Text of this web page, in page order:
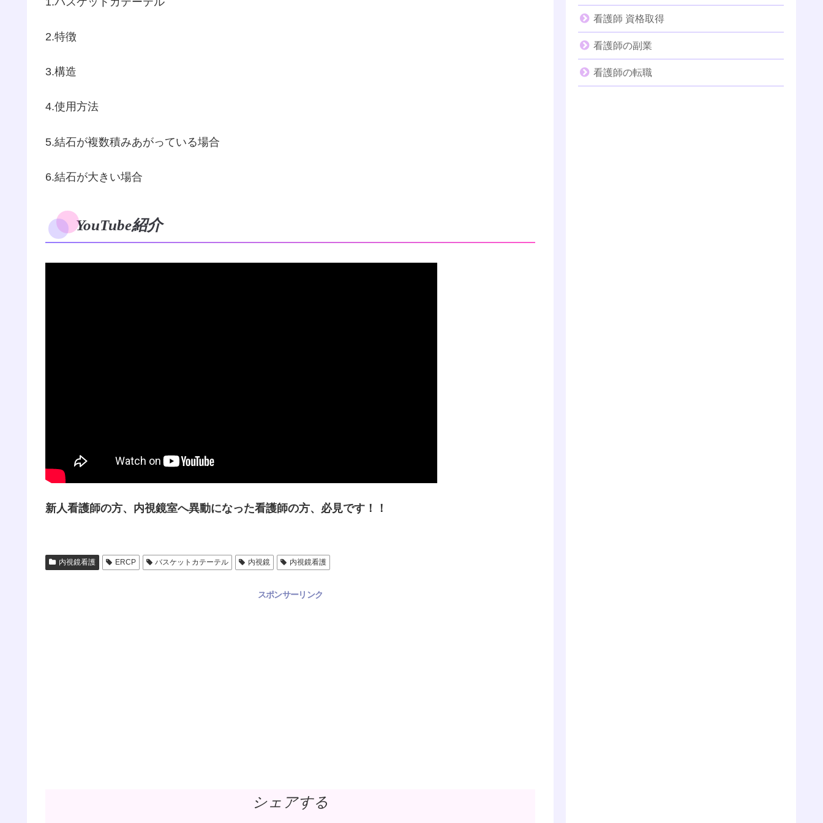
2.特徴
3.構造
4.使用方法
5.結石が複数積みあがっている場合
6.結石が大きい場合
YouTube紹介
新人看護師の方、内視鏡室へ異動になった看護師の方、必見です！！
内視鏡看護 ERCP バスケットカテーテル 内視鏡 内視鏡看護
スポンサーリンク
シェアする
看護師 資格取得
看護師の副業
看護師の転職